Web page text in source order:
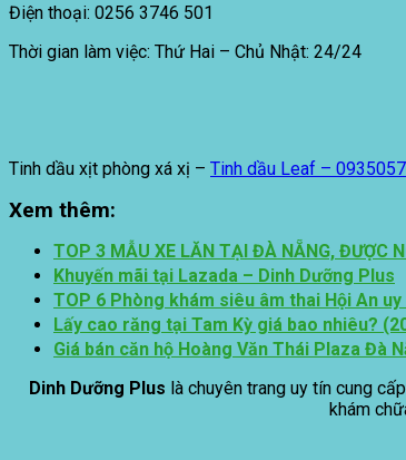
Điện thoại: 0256 3746 501
Thời gian làm việc: Thứ Hai – Chủ Nhật: 24/24
Tinh dầu xịt phòng xá xị – Tinh dầu Leaf –
Xem thêm:
TOP 3 MẪU XE LĂN TẠI ĐÀ NẴNG, ĐƯỢC
Khuyến mãi tại Lazada – Dinh Dưỡng Plus
TOP 6 Phòng khám siêu âm thai Hội An
Lấy cao răng tại Tam Kỳ giá bao nhiêu?
Giá bán căn hộ Hoàng Văn Thái Plaza Đà
Dinh Dưỡng Plus là chuyên trang uy tín cung
khám